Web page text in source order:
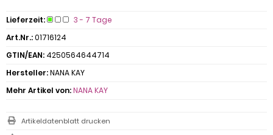
Lieferzeit:
3 - 7 Tage
Art.Nr.:01716124
GTIN/EAN: 4250564644714
Hersteller:NANA KAY
Mehr Artikel von:NANA KAY
Artikeldatenblatt drucken